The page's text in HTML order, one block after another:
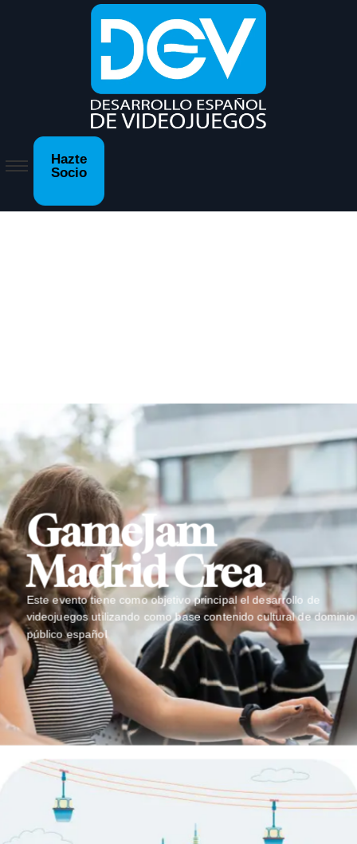
Hazte
Socio
GameJam
Madrid Crea
Este evento tiene como objetivo principal el desarrollo de
videojuegos utilizando como base contenido cultural de dominio
público español